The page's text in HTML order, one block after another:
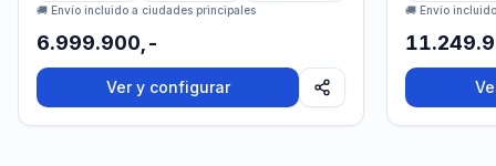
🚚 Envío incluido a ciudades principales
6.999.900,-
Ver y configurar
🚚 Envío